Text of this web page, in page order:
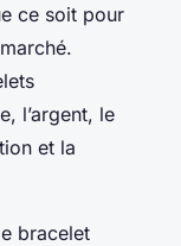
ce soit pour
l’argent, le
et la
bracelet